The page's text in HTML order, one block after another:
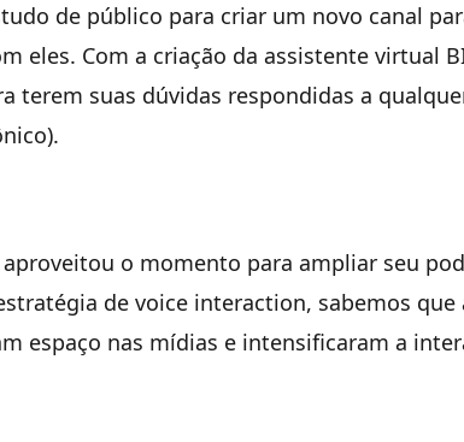
de público para criar um novo canal
eles. Com a criação da assistente virtual
terem suas dúvidas respondidas a
o momento para ampliar seu
de voice interaction, sabemos que
espaço nas mídias e intensificaram a